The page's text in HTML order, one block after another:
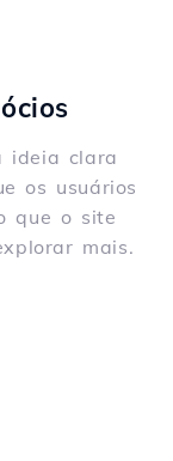
ideia clara
os usuários
que o site
mais.